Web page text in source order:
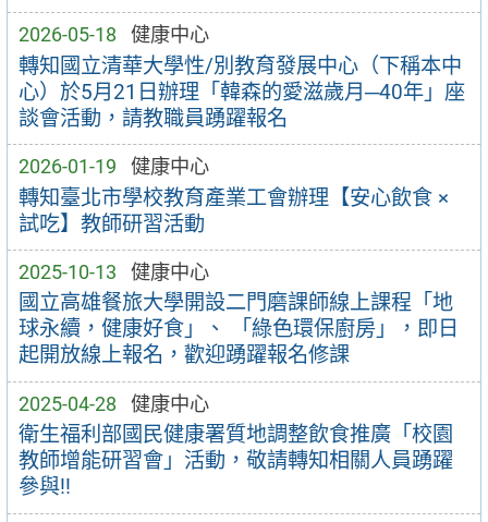
2026-05-18 健康中心
轉知國立清華大學性/別教育發展中心（下稱本中
心）於5月21日辦理「韓森的愛滋歲月─40年」座
談會活動，請教職員踴躍報名
2026-01-19 健康中心
轉知臺北市學校教育產業工會辦理【安心飲食 ×
試吃】教師研習活動
2025-10-13 健康中心
國立高雄餐旅大學開設二門磨課師線上課程「地
球永續，健康好食」、 「綠色環保廚房」，即日
起開放線上報名，歡迎踴躍報名修課
2025-04-28 健康中心
衛生福利部國民健康署質地調整飲食推廣「校園
教師增能研習會」活動，敬請轉知相關人員踴躍
參與!!